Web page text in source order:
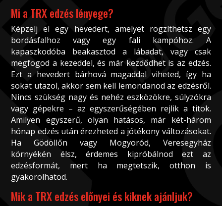
Mi a TRX edzés lényege?
Képzelj el egy hevedert, amelyet rögzíthetsz egy
bordásfalhoz vagy egy fali kampóhoz. A
kapaszkodóba beakasztod a lábadat, vagy csak
megfogod a kezeddel, és már kezdődhet is az edzés.
Ezt a hevedert bárhová magaddal viheted, így ha
sokat utazol, akkor sem kell lemondanod az edzésről.
Nincs szükség nagy és nehéz eszközökre, súlyzókra
vagy gépekre – az egyszerűségében rejlik a titok.
Amilyen egyszerű, olyan hatásos, már két-három
hónap edzés után érezheted a jótékony változásokat.
Ha Gödöllőn vagy Mogyoród, Veresegyház
környékén élsz, érdemes kipróbálnod ezt az
edzésformát, mert ha megtetszik, otthon is
gyakorolhatod.
Mik a TRX edzés előnyei és kiknek ajánljuk?